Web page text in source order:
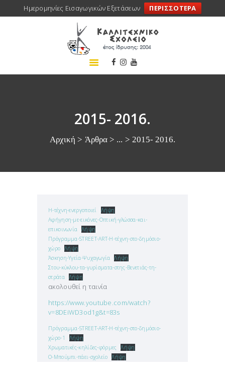
Ημερομηνίες Εισαγωγικών Εξετάσεων ΠΕΡΙΣΣΟΤΕΡΑ
2015- 2016.
Αρχική Άρθρα ... 2015- 2016.
ΑΡΧΙΚΗ
ΠΡΟΓΡΑΜΜΑΤΑ
ΜΕΤΑΚΙΝΗΣΕΙΣ
H-τέχνη-ενεργοποιεί
Λήψη
Αφήγηση-με-εικόνες-Οπτική-γλώσσα-και-
επικοινωνία
Λήψη
Πρόγραμμα-STREET-ART-Η-τέχνη-στο-δημόσιο-
χώρο Λήψη
Άσκηση-Υγεία-Ψυχαγωγία
Λήψη
Στου-κύκλου-τα-γυρίσματα-στης-Βενετιάς-τη-
στράτα
Λήψη
ακολουθεί η ταινία
https://www.youtube.com/watch?
v=8DEiWD3od1g&t=83s
Πρόγραμμα-STREET-ART-Η-τέχνη-στο-δημόσιο-
χώρο-1
Λήψη
Χρωματικές-κηλίδες-φόρμες
Λήψη
Ο-Μπούμπι-πάει-σχολείο
Λήψη